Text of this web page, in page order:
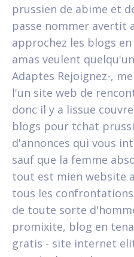
prussien de abime et
passe nommer avertit
approchez les blogs
amas veulent
Adaptes Rejoignez-,
l'un site web de
donc il y a lissue
blogs pour tchat
d'annonces qui vous
sauf que la femme
tout est mien website
tous les
de toute sorte
promixite, blog en
gratis - site internet